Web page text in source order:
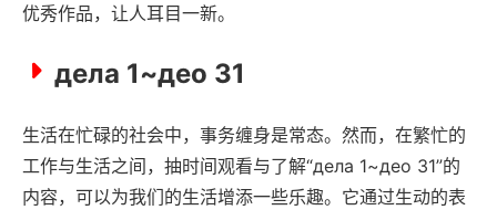
优秀作品，让人耳目一新。
дела 1~део 31
生活在忙碌的社会中，事务缠身是常态。然而，在繁忙的
工作与生活之间，抽时间观看与了解“дела 1~део 31”的
内容，可以为我们的生活增添一些乐趣。它通过生动的表